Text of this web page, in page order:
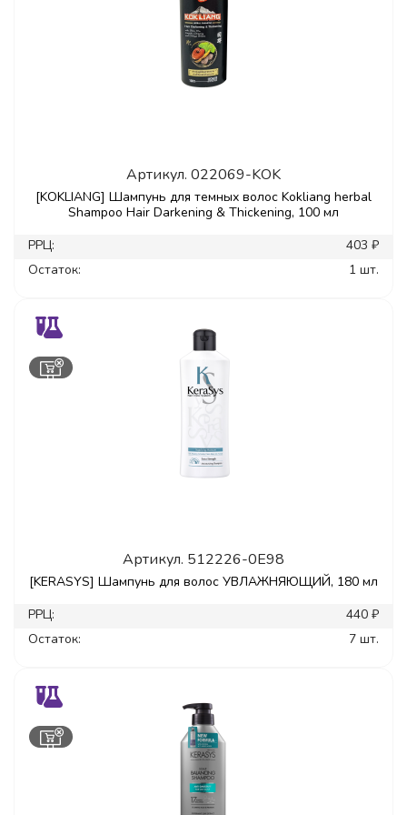
Артикул. 022069-KOK
[KOKLIANG] Шампунь для темных волос Kokliang herbal
Shampoo Hair Darkening & Thickening, 100 мл
РРЦ:
403 ₽
Остаток:
1 шт.
Артикул. 512226-0E98
[KERASYS] Шампунь для волос УВЛАЖНЯЮЩИЙ, 180 мл
РРЦ:
440 ₽
Остаток:
7 шт.